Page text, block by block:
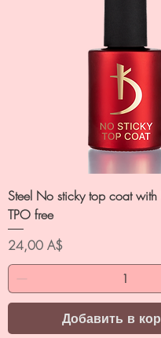
Steel No sticky top coat
TPO free
Цена
24,00 A$
Добавить в